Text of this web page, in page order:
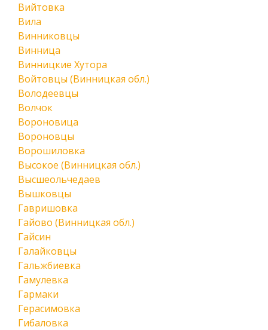
Вийтовка
Вила
Винниковцы
Винница
Винницкие Хутора
Войтовцы (Винницкая обл.)
Володеевцы
Волчок
Вороновица
Вороновцы
Ворошиловка
Высокое (Винницкая обл.)
Высшеольчедаев
Вышковцы
Гавришовка
Гайово (Винницкая обл.)
Гайсин
Галайковцы
Гальжбиевка
Гамулевка
Гармаки
Герасимовка
Гибаловка